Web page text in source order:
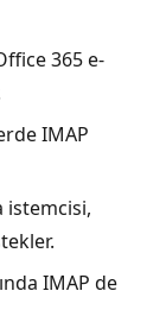
365 e-
IMAP
istemcisi,
IMAP de